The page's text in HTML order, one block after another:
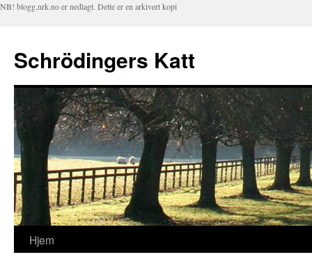
NB! blogg.nrk.no er nedlagt. Dette er en arkivert kopi
Schrödingers Katt
Hopp
Hjem